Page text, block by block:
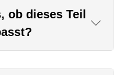
ob dieses Teil